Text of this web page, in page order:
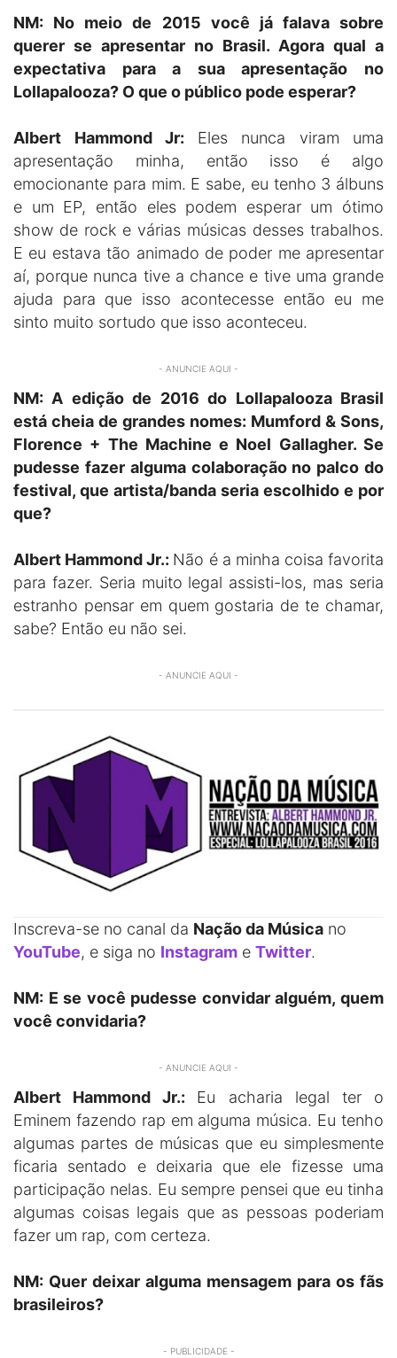
NM: No meio de 2015 você já falava sobre
querer se apresentar no Brasil. Agora qual a
expectativa para a sua apresentação no
Lollapalooza? O que o público pode esperar?
Albert Hammond Jr: Eles nunca viram uma
apresentação minha, então isso é algo
emocionante para mim. E sabe, eu tenho 3 álbuns
e um EP, então eles podem esperar um ótimo
show de rock e várias músicas desses trabalhos.
E eu estava tão animado de poder me apresentar
aí, porque nunca tive a chance e tive uma grande
ajuda para que isso acontecesse então eu me
sinto muito sortudo que isso aconteceu.
- ANUNCIE AQUI -
NM: A edição de 2016 do Lollapalooza Brasil
está cheia de grandes nomes: Mumford & Sons,
Florence + The Machine e Noel Gallagher. Se
pudesse fazer alguma colaboração no palco do
festival, que artista/banda seria escolhido e por
que?
Albert Hammond Jr.: Não é a minha coisa favorita
para fazer. Seria muito legal assisti-los, mas seria
estranho pensar em quem gostaria de te chamar,
sabe? Então eu não sei.
- ANUNCIE AQUI -
Inscreva-se no canal da Nação da Música no
YouTube, e siga no Instagram e Twitter.
NM: E se você pudesse convidar alguém, quem
você convidaria?
- ANUNCIE AQUI -
Albert Hammond Jr.: Eu acharia legal ter o
Eminem fazendo rap em alguma música. Eu tenho
algumas partes de músicas que eu simplesmente
ficaria sentado e deixaria que ele fizesse uma
participação nelas. Eu sempre pensei que eu tinha
algumas coisas legais que as pessoas poderiam
fazer um rap, com certeza.
NM: Quer deixar alguma mensagem para os fãs
brasileiros?
- PUBLICIDADE -